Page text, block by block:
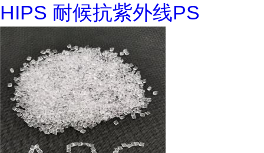
HIPS 耐候抗紫外线PS